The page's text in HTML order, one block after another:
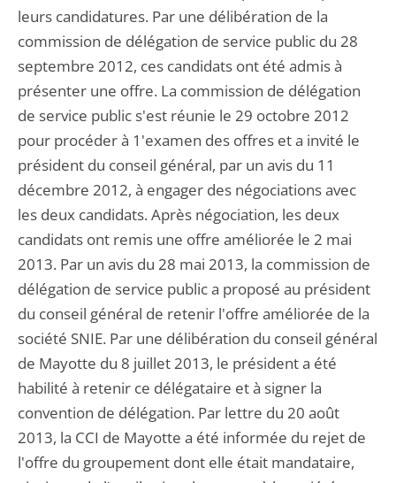
leurs candidatures. Par une délibération de la
commission de délégation de service public du 28
septembre 2012, ces candidats ont été admis à
présenter une offre. La commission de délégation
de service public s'est réunie le 29 octobre 2012
pour procéder à 1'examen des offres et a invité le
président du conseil général, par un avis du 11
décembre 2012, à engager des négociations avec
les deux candidats. Après négociation, les deux
candidats ont remis une offre améliorée le 2 mai
2013. Par un avis du 28 mai 2013, la commission de
délégation de service public a proposé au président
du conseil général de retenir l'offre améliorée de la
société SNIE. Par une délibération du conseil général
de Mayotte du 8 juillet 2013, le président a été
habilité à retenir ce délégataire et à signer la
convention de délégation. Par lettre du 20 août
2013, la CCI de Mayotte a été informée du rejet de
l'offre du groupement dont elle était mandataire,